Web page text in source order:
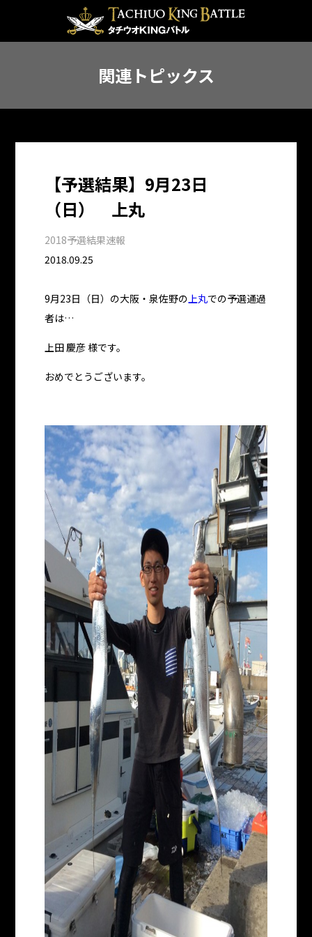
関連トピックス
【予選結果】9月23日
（日） 上丸
2018予選結果速報
2018.09.25
9月23日（日）の大阪・泉佐野の上丸での予選通過
者は…
上田 慶彦 様です。
おめでとうございます。